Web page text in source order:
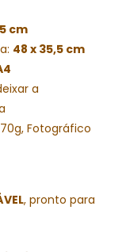
cm
48 x 35,5 cm
a
Fotográfico
, pronto para